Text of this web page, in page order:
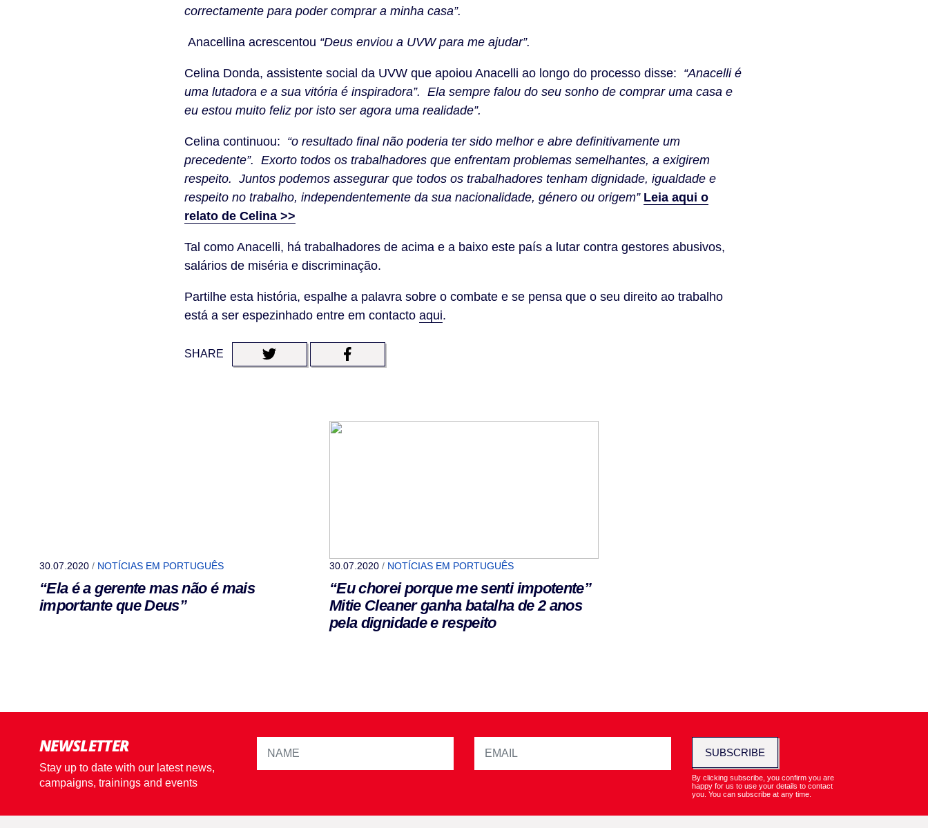
correctamente para poder comprar a minha casa”.
Anacellina acrescentou “Deus enviou a UVW para me ajudar”.
Celina Donda, assistente social da UVW que apoiou Anacelli ao longo do processo disse: “Anacelli é
uma lutadora e a sua vitória é inspiradora”. Ela sempre falou do seu sonho de comprar uma casa e
eu estou muito feliz por isto ser agora uma realidade”.
Celina continuou: “o resultado final não poderia ter sido melhor e abre definitivamente um
precedente”. Exorto todos os trabalhadores que enfrentam problemas semelhantes, a exigirem
respeito. Juntos podemos assegurar que todos os trabalhadores tenham dignidade, igualdade e
respeito no trabalho, independentemente da sua nacionalidade, género ou origem” Leia aqui o
relato de Celina >>
Tal como Anacelli, há trabalhadores de acima e a baixo este país a lutar contra gestores abusivos,
salários de miséria e discriminação.
Partilhe esta história, espalhe a palavra sobre o combate e se pensa que o seu direito ao trabalho
está a ser espezinhado entre em contacto aqui.
SHARE
30.07.2020 / NOTÍCIAS EM PORTUGUÊS
“Ela é a gerente mas não é mais
importante que Deus”
30.07.2020 / NOTÍCIAS EM PORTUGUÊS
“Eu chorei porque me senti impotente”
Mitie Cleaner ganha batalha de 2 anos
pela dignidade e respeito
NEWSLETTER
Stay up to date with our latest news,
campaigns, trainings and events
SUBSCRIBE
By clicking subscribe, you confirm you are
happy for us to use your details to contact
you. You can subscribe at any time.